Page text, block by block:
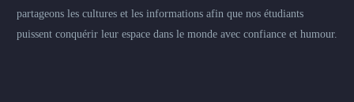
partageons les cultures et les informations afin que nos étudiants
puissent conquérir leur espace dans le monde avec confiance et humour.